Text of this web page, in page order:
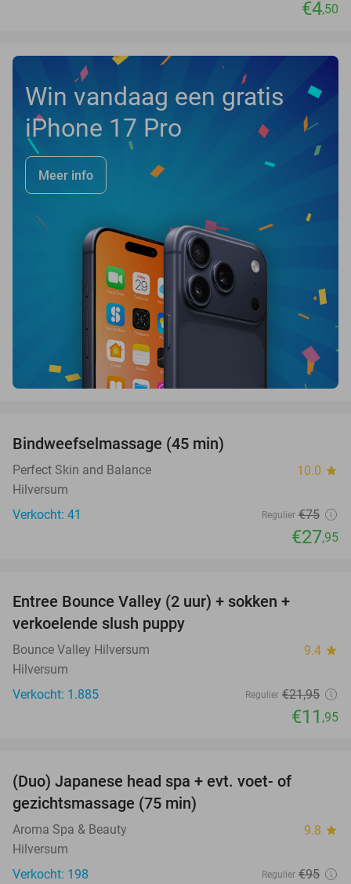
€4,50
Win vandaag een gratis
iPhone 17 Pro
Meer info
Bindweefselmassage (45 min)
Perfect Skin and Balance 10.0 star
Hilversum
Verkocht: 41
Regulier €75
€27,95
Entree Bounce Valley (2 uur) + sokken +
verkoelende slush puppy
Bounce Valley Hilversum 9.4 star
Hilversum
Verkocht: 1.885
Regulier €21,95
€11 ,95
(Duo) Japanese head spa + evt. voet- of
gezichtsmassage (75 min)
Aroma Spa & Beauty 9.8 star
Hilversum
Verkocht: 198
Regulier €95